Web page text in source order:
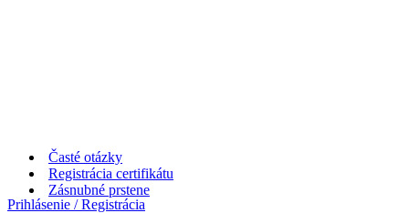
Časté otázky
Registrácia certifikátu
Prihlásenie / Registrácia
Zásnubné prstene